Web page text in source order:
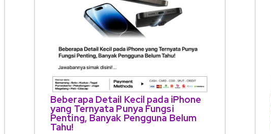
Beberapa Detail Kecil pada iPhone
yang Ternyata Punya Fungsi
Penting, Banyak Pengguna Belum
Tahu!